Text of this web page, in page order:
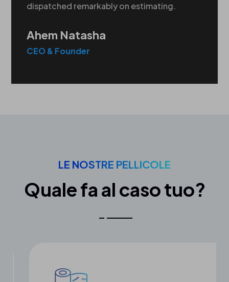
dispatched remarkably on estimating.
Ahem Natasha
CEO & Founder
LE NOSTRE PELLICOLE
Quale fa al caso tuo?